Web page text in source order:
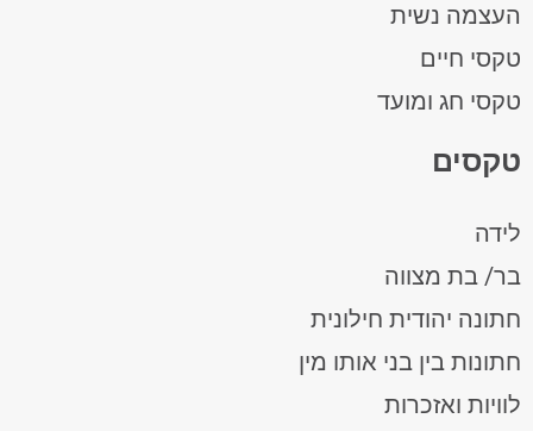
העצמה נשית
טקסי חיים
טקסי חג ומועד
טקסים
לידה
בר/ בת מצווה
חתונה יהודית חילונית
חתונות בין בני אותו מין
לוויות ואזכרות